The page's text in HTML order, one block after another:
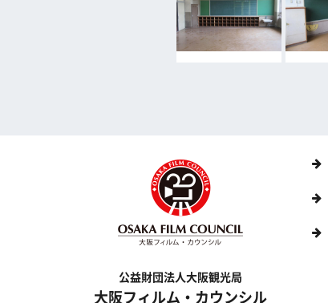
公益財団法人大阪観光局
大阪フィルム・カウンシル